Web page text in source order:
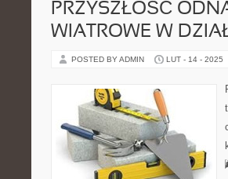
PRZYSZŁOŚĆ
WIATROWE W
POSTED BY ADMIN LUT - 14 - 2025